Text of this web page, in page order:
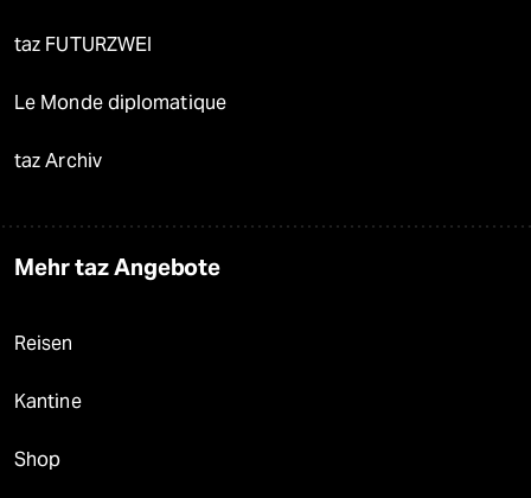
taz FUTURZWEI
Le Monde diplomatique
taz Archiv
Mehr taz Angebote
Reisen
Kantine
Shop